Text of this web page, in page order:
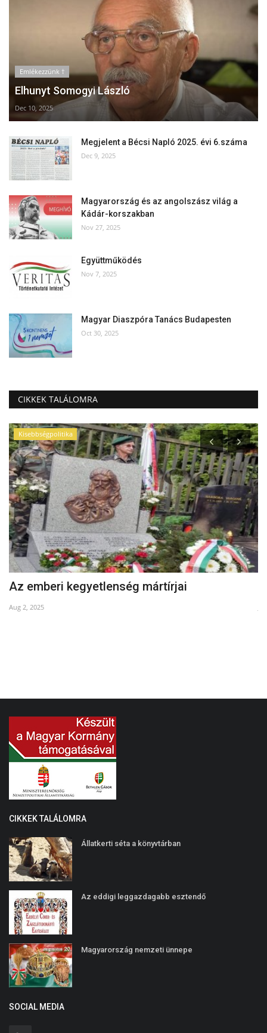
Emlékezzünk †
Elhunyt Somogyi László
Dec 10, 2025
Megjelent a Bécsi Napló 2025. évi 6.száma
Dec 9, 2025
Magyarország és az angolszász világ a
Kádár-korszakban
Nov 27, 2025
Együttműködés
Nov 7, 2025
Magyar Diaszpóra Tanács Budapesten
Oct 30, 2025
CIKKEK TALÁLOMRA
Kisebbségpolitika
Az emberi kegyetlenség mártírjai
Aug 2, 2025
CIKKEK TALÁLOMRA
Állatkerti séta a könyvtárban
Az eddigi leggazdagabb esztendő
Magyarország nemzeti ünnepe
SOCIAL MEDIA